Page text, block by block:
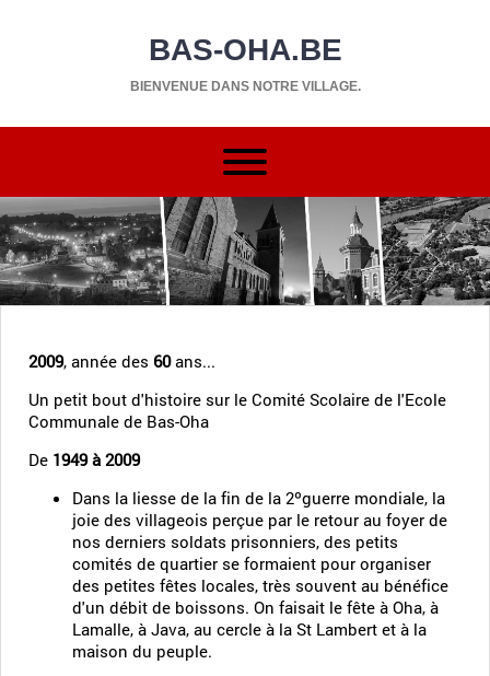
BAS-OHA.BE
BIENVENUE DANS NOTRE VILLAGE.
2009, année des 60ans...
Un petit bout d'histoire sur le Comité Scolaire de l'Ecole
Communale de Bas-Oha
De 1949 à 2009
Dans la liesse de la fin de la 2ºguerre mondiale, la
joie des villageois perçue par le retour au foyer de
nos derniers soldats prisonniers, des petits
comités de quartier se formaient pour organiser
des petites fêtes locales, très souvent au bénéfice
d'un débit de boissons. On faisait le fête à Oha, à
Lamalle, à Java, au cercle à la St Lambert et à la
maison du peuple.